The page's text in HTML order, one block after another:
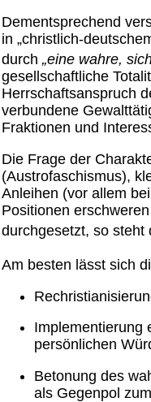
Dementsprechend
in „christlich-
durch „eine wahre,
gesellschaftliche
Herrschaftsanspruch
verbundene
Fraktionen und
Die Frage der
(Austrofaschismus),
Anleihen (vor allem
Positionen
durchgesetzt, so steht
Am besten lässt sich
Implementierung
persönlichen
Betonung des
als Gegenpol